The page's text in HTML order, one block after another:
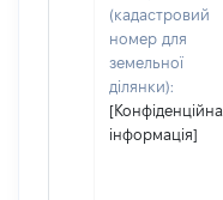
(кадастровий
номер для
земельної
ділянки):
[Конфіденційна
інформація]